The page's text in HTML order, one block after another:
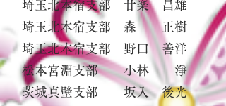
埼玉北本宿支部 廿楽 昌雄
埼玉北本宿支部 森 正樹
埼玉北本宿支部 野口 善洋
松本宮淵支部 小林 淨
茨城真壁支部 坂入 後光